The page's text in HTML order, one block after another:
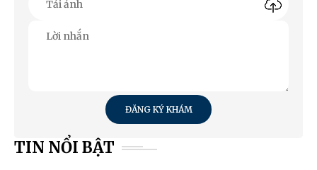
ĐĂNG KÝ KHÁM
TIN NỔI BẬT